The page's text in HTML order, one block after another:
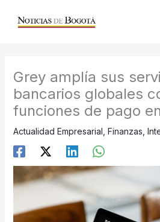
Grey amplía sus
bancarios globales
funciones de pago
Actualidad Empresarial Finanzas